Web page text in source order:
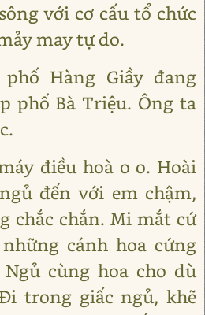
với cơ cấu tổ chức
may tự do.
Hàng Giầy đang
phố Bà Triệu. Ông ta
điều hoà o o. Hoài
đến với em chậm,
chắc chắn. Mi mắt cứ
cánh hoa cứng
cùng hoa cho dù
trong giấc ngủ, khẽ